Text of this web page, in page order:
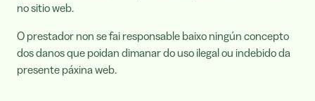
no sitio web.
O prestador non se fai responsable baixo ningún concepto
dos danos que poidan dimanar do uso ilegal ou indebido da
presente páxina web.